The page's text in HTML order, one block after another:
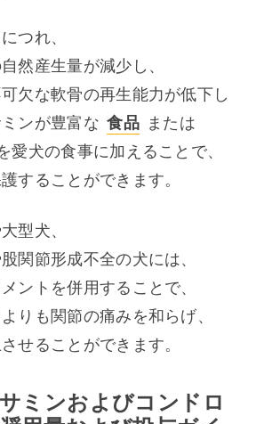
つれ、
然産生量が減少し、
欠な軟骨の再生能力が低下し
ンが豊富な 食品
愛犬の食事に加えることで、
することができます。
型犬、
関節形成不全の犬には、
ントを併用することで、
りも関節の痛みを和らげ、
せることができます。
ミンおよびコンドロ